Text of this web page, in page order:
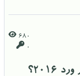
680
0